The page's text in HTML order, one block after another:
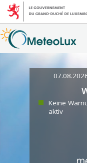
Keine
aktiv